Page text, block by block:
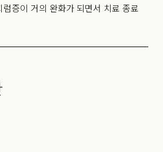
럼증이 거의 완화가 되면서 치료 종료